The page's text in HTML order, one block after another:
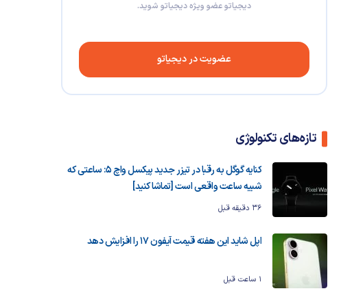
دیجیاتو عضو ویژه دیجیاتو شوید.
عضویت در دیجیاتو
تازه‌های تکنولوژی
کنایه گوگل به رقبا در تیزر جدید پیکسل واچ ۵: ساعتی که
شبیه ساعت واقعی است [تماشا کنید]
36 دقیقه قبل
اپل شاید این هفته قیمت آیفون ۱۷ را افزایش دهد
1 ساعت قبل